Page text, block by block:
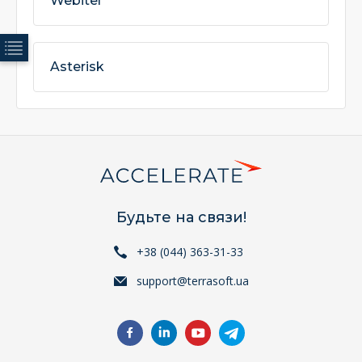
Asterisk
Будьте на связи!
+38 (044) 363-31-33
support@terrasoft.ua